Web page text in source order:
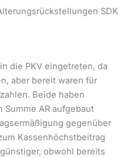
SDK
die PKV eingetreten, da
aber bereit waren für
Beide haben
AR aufgebaut
gegenüber
Kassenhöchstbeitrag
obwohl bereits